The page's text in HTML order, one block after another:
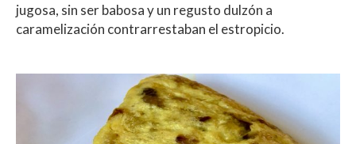
jugosa, sin ser babosa y un regusto dulzón a
caramelización contrarrestaban el estropicio.